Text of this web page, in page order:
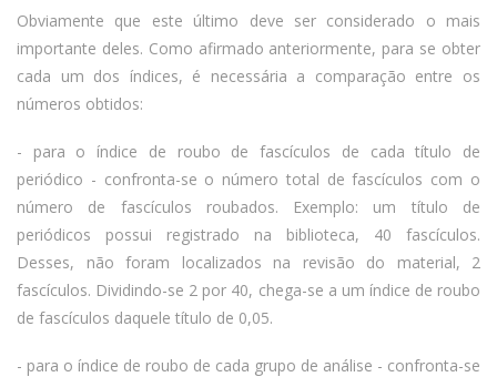
Obviamente que este último deve ser considerado o mais
importante deles. Como afirmado anteriormente, para se obter
cada um dos índices, é necessária a comparação entre os
números obtidos:
- para o índice de roubo de fascículos de cada título de
periódico - confronta-se o número total de fascículos com o
número de fascículos roubados. Exemplo: um título de
periódicos possui registrado na biblioteca, 40 fascículos.
Desses, não foram localizados na revisão do material, 2
fascículos. Dividindo-se 2 por 40, chega-se a um índice de roubo
de fascículos daquele título de 0,05.
- para o índice de roubo de cada grupo de análise - confronta-se